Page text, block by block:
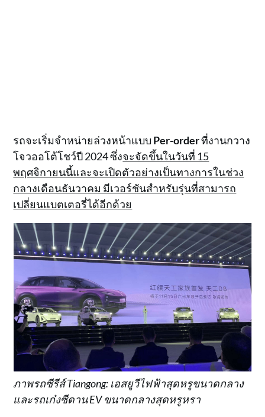
รถจะเริ่มจำหน่ายล่วงหน้าแบบPer-orderที่งานกวาง
โจวออโต้โชว์ปี 2024 ซึ่งจะจัดขึ้นในวันที่ 15
พฤศจิกายนนี้และจะเปิดตัวอย่างเป็นทางการในช่วง
กลางเดือนธันวาคม มีเวอร์ชันสำหรับรุ่นที่สามารถ
เปลี่ยนแบตเตอรี่ได้อีกด้วย
ภาพรถซีรีส์ Tiangong: เอสยูวีไฟฟ้าสุดหรูขนาดกลาง
และรถเก๋งซีดาน EV ขนาดกลางสุดหรูหรา